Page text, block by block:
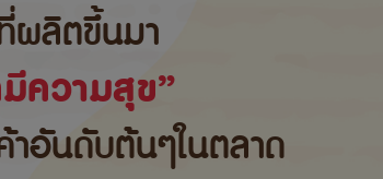
ผลิตขึ้นมา
ความสุข”
าอันดับต้นๆในตลาด